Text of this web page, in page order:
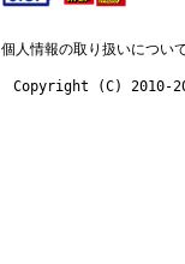
個人情報の取り扱いについ
Copyright (C) 2010-